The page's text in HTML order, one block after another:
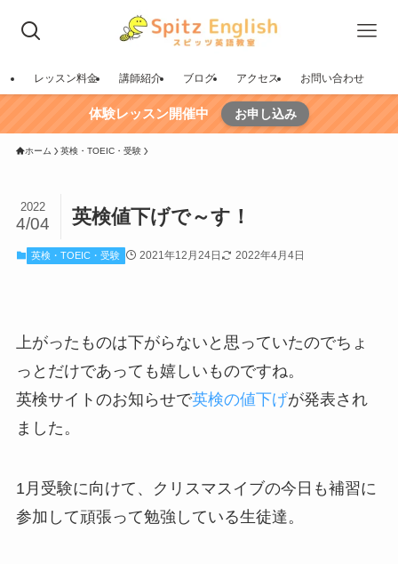
レッスン料金 講師紹介 ブログ アクセス お問い合わせ
体験レッスン開催中 お申し込み
ホーム 英検・TOEIC・受験
英検値下げで～す！
2022
4/04
英検・TOEIC・受験 2021年12月24日 2022年4月4日
上がったものは下がらないと思っていたのでちょ
っとだけであっても嬉しいものですね。
英検サイトのお知らせで英検の値下げが発表され
ました。
1月受験に向けて、クリスマスイブの今日も補習に
参加して頑張って勉強している生徒達。